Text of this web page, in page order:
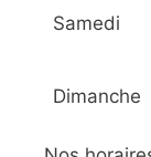
Samedi
Dimanche